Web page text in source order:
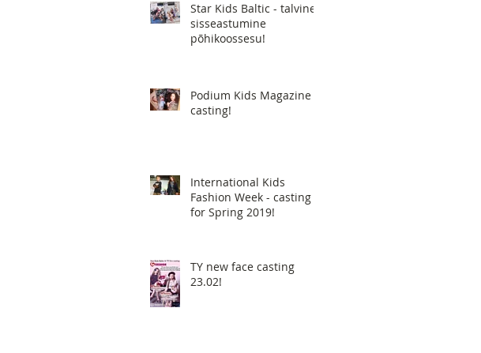
Star Kids Baltic - talvine
sisseastumine
põhikoossesu!
Podium Kids Magazine -
casting!
International Kids
Fashion Week - casting
for Spring 2019!
TY new face casting
23.02!